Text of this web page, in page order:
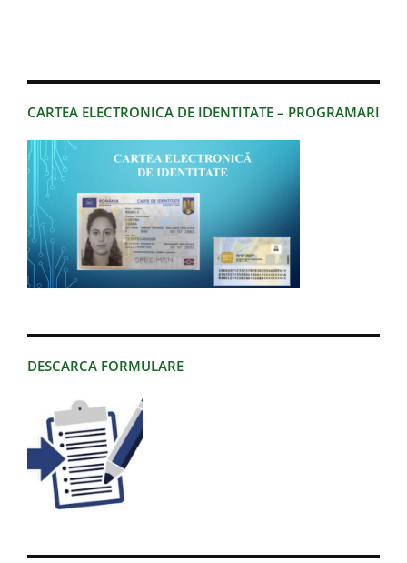
CARTEA ELECTRONICA DE IDENTITATE – PROGRAMARI
DESCARCA FORMULARE